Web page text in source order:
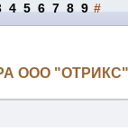
4 5 6 7 8 9 #
ООО "ОТРИКС"